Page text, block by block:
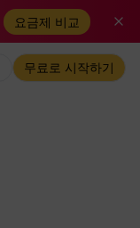
요금제 비교
무료로 시작하기